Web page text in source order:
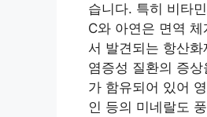
습니다. 특히 비타
C와 아연은 면역
서 발견되는 항산
염증성 질환의 증
가 함유되어 있어
인 등의 미네랄도